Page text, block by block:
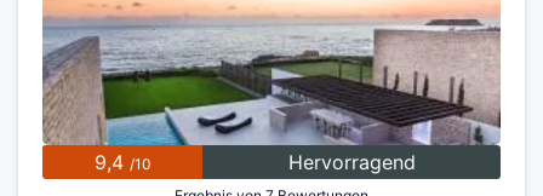
9,4 /10 Hervorragend